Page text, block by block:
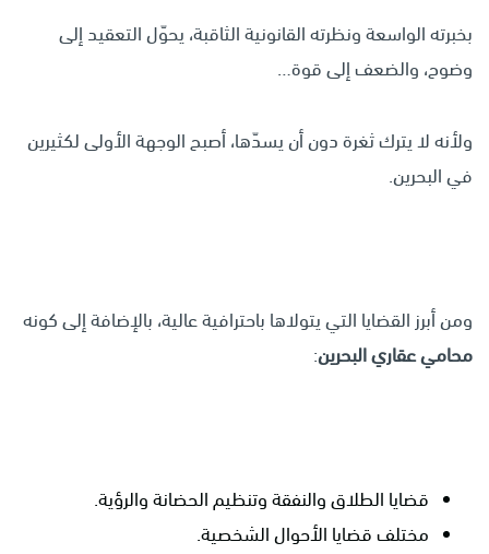
بخبرته الواسعة ونظرته القانونية الثاقبة، يحوّل التعقيد إلى
وضوح، والضعف إلى قوة…
ولأنه لا يترك ثغرة دون أن يسدّها، أصبح الوجهة الأولى لكثيرين
في البحرين.
ومن أبرز القضايا التي يتولاها باحترافية عالية، بالإضافة إلى كونه
محامي عقاري البحرين:
قضايا الطلاق والنفقة وتنظيم الحضانة والرؤية.
مختلف قضايا الأحوال الشخصية.